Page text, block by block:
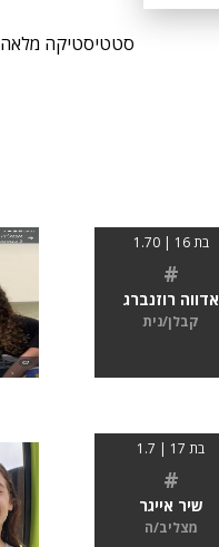
סטטיסטיקה מלאה
בת 16 | 1.70
#
אדווה רוזנברג
קבלן/נית
בת 17 | 1.7
#
שיר אייגר
מצליב/ה